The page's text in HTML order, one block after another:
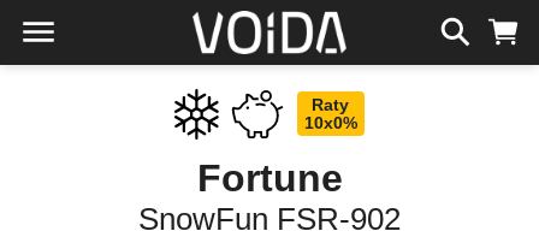
Raty
10x0%
Fortune
SnowFun FSR-902